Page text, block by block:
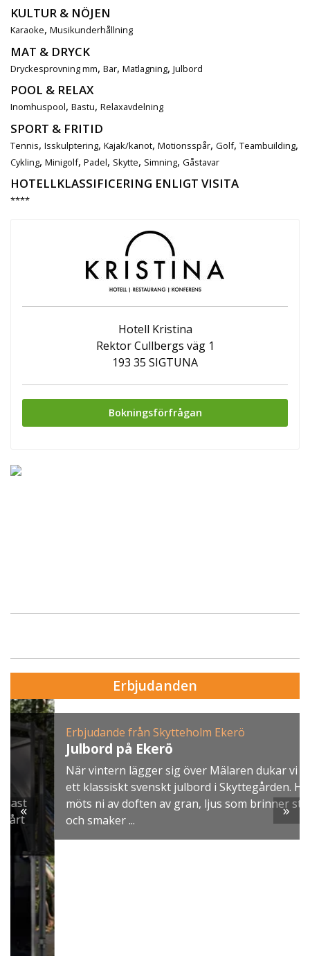
KULTUR & NÖJEN
Karaoke, Musikunderhållning
MAT & DRYCK
Dryckesprovning mm, Bar, Matlagning, Julbord
POOL & RELAX
Inomhuspool, Bastu, Relaxavdelning
SPORT & FRITID
Tennis, Isskulptering, Kajak/kanot, Motionsspår, Golf, Teambuilding,
Cykling, Minigolf, Padel, Skytte, Simning, Gåstavar
HOTELLKLASSIFICERING ENLIGT VISITA
****
Hotell Kristina
Rektor Cullbergs väg 1
193 35 SIGTUNA
Bokningsförfrågan
Erbjudanden
Erbjudande från Skytteholm Ekerö
Julbord på Ekerö
När vintern lägger sig över Mälaren dukar vi upp
ett klassiskt svenskt julbord i Skyttegården. Här
möts ni av doften av gran, ljus som brinner stilla
och smaker ...
« »